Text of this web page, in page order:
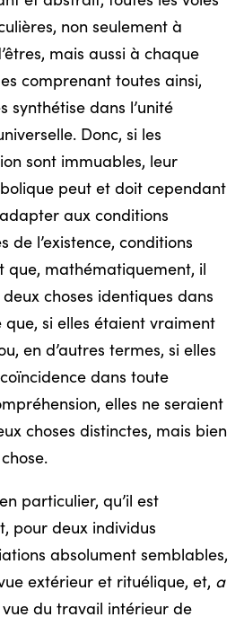
non seulement à
mais aussi à chaque
comprenant toutes ainsi,
synthétise dans l’unité
Donc, si les
sont immuables, leur
peut et doit cependant
aux conditions
de l’existence, conditions
mathématiquement, il
choses identiques dans
que, si elles étaient vraiment
en d’autres termes, si elles
dans toute
elles ne seraient
choses distinctes, mais bien
particulier, qu’il est
pour deux individus
absolument semblables,
extérieur et rituélique, et, a
du travail intérieur de